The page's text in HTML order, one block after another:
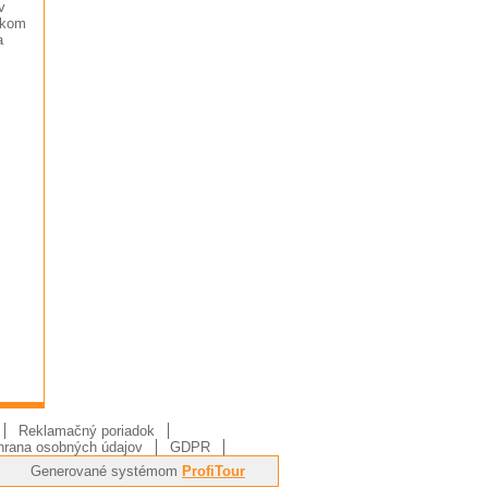
Reklamačný poriadok
osobných údajov
GDPR
Generované systémom ProfiTour